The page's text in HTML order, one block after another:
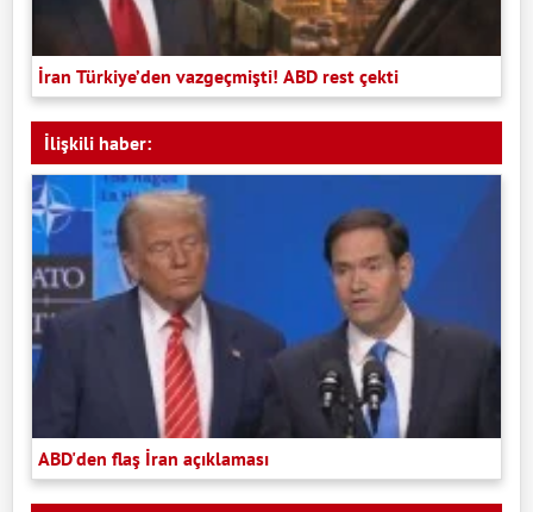
İran Türkiye’den vazgeçmişti! ABD rest çekti
İlişkili haber:
ABD'den flaş İran açıklaması